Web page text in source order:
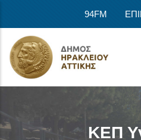
94FM
ΚΕΠ